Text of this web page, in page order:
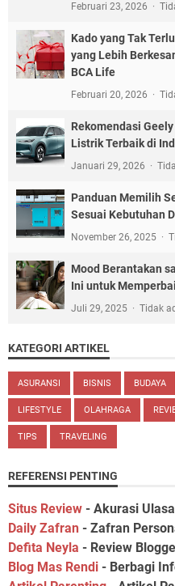
Februari 23, 2026
Kado yang Tak
yang Lebih
BCA Life
Februari 20, 2026
Rekomendasi
Listrik Terbaik di
Januari 29, 2026
Panduan Memilih
Sesuai Kebutuhan
November 26, 2025
Mood Berantakan
Ini untuk
Juli 29, 2025 Tidak
KATEGORI ARTIKEL
ASURANSI BISNIS BUDAYA
LIFESTYLE OLAHRAGA
TIPS TRAVELING
REFERENSI PENTING
Situs Review - Akurasi
Daily Zafran - Zafran
Defita Neyla - Review
Blog Mas Rendi - Berbagi